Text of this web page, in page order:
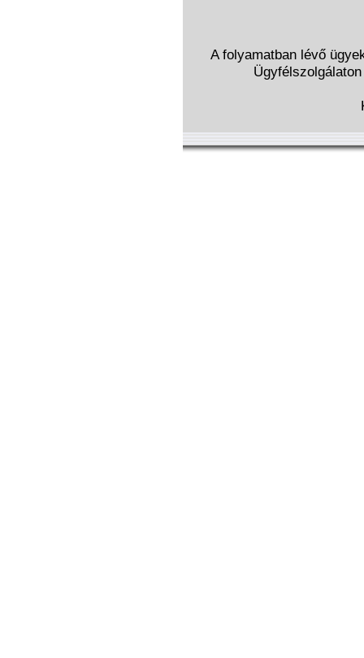
A folyamatban lévő